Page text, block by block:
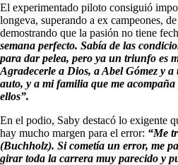
El experimentado piloto consiguió
longeva, superando a ex campeones,
demostrando que la pasión no tiene
semana perfecto. Sabía de las
para dar pelea, pero ya un triunfo es
Agradecerle a Dios, a Abel Gómez y
auto, y a mi familia que me
ellos”.
En el podio, Saby destacó lo exigente
hay mucho margen para el error: “Me
(Buchholz). Si cometía un error, me
girar toda la carrera muy parecido y